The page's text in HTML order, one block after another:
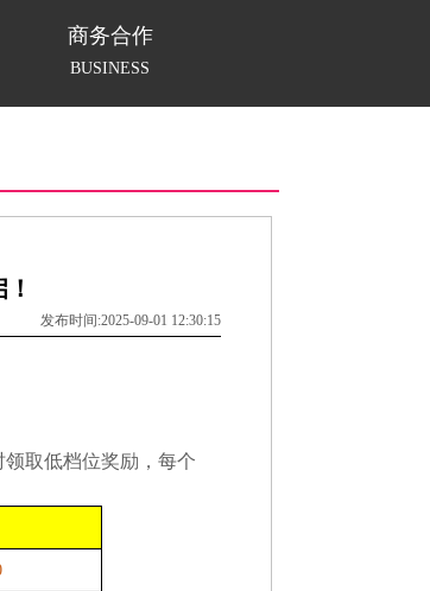
商务合作
BUSINESS
发布时间:2025-09-01 12:30:15
取低档位奖励，每个